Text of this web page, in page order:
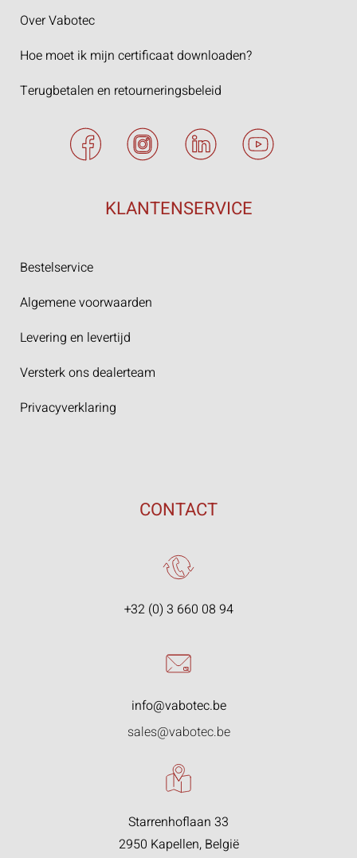
Over Vabotec
Hoe moet ik mijn certificaat downloaden?
Terugbetalen en retourneringsbeleid
KLANTENSERVICE
Bestelservice
Algemene voorwaarden
Levering en levertijd
Versterk ons dealerteam
Privacyverklaring
CONTACT
+32 (0) 3 660 08 94
info@vabotec.be
sales@vabotec.be
Starrenhoflaan 33
2950 Kapellen, België